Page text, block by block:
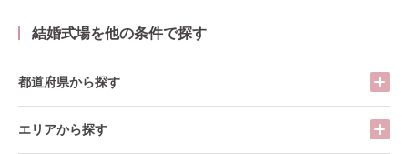
結婚式場を他の条件で探す
都道府県から探す
エリアから探す